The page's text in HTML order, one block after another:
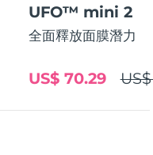
UFO™ mini 2
全面釋放面膜潛力
US$ 70.29